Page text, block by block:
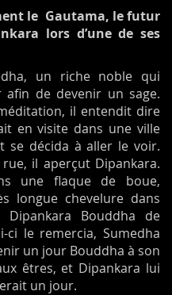
le Gautama, le futur
lors d’une de ses
un riche noble qui
de devenir un sage.
il entendit dire
en visite dans une ville
se décida à aller le voir.
il aperçut Dipankara.
une flaque de boue,
longue chevelure dans
Bouddha de
ci le remercia, Sumedha
un jour Bouddha à son
êtres, et Dipankara lui
un jour.